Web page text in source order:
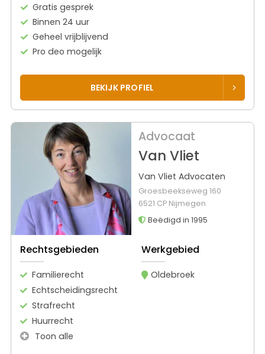
Gratis gesprek
Binnen 24 uur
Geheel vrijblijvend
Pro deo mogelijk
BEKIJK PROFIEL
Advocaat
Van Vliet
Van Vliet Advocaten
Groesbeekseweg 160
6521 CP Nijmegen
Beëdigd in 1995
Rechtsgebieden
Familierecht
Echtscheidingsrecht
Strafrecht
Huurrecht
Toon alle
Werkgebied
Oldebroek